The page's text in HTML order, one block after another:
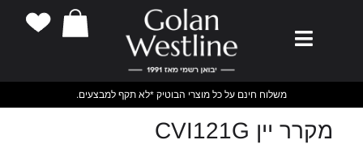
משלוח חינם על כל מוצרי הבוטיק *לא תקף למבצעים.
מקרר יין CVI121G